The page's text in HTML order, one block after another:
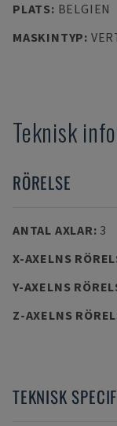
PLATS: BELGIEN
MASKINTYP:
Teknisk
RÖRELSE
ANTAL AXLAR: 3
X-AXELNS
Y-AXELNS
Z-AXELNS
TEKNISK